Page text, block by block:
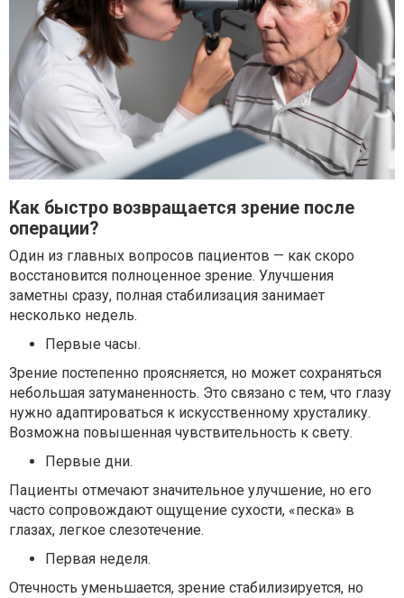
Как быстро возвращается зрение после
операции?
Один из главных вопросов пациентов — как скоро
восстановится полноценное зрение. Улучшения
заметны сразу, полная стабилизация занимает
несколько недель.
Первые часы.
Зрение постепенно проясняется, но может сохраняться
небольшая затуманенность. Это связано с тем, что глазу
нужно адаптироваться к искусственному хрусталику.
Возможна повышенная чувствительность к свету.
Первые дни.
Пациенты отмечают значительное улучшение, но его
часто сопровождают ощущение сухости, «песка» в
глазах, легкое слезотечение.
Первая неделя.
Отечность уменьшается, зрение стабилизируется, но